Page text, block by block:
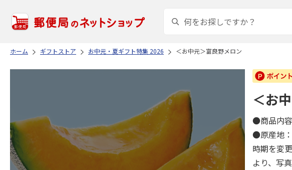
ホーム ギフトストア お中元・夏ギフト特集 2026 ＜お中元＞富良野メロン
＜お
●商品内
●原産地
時期を変
より、写